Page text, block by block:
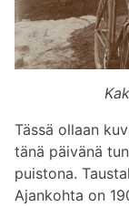
Tässä ollaan
tänä päivänä
puistona.
Ajankohta on